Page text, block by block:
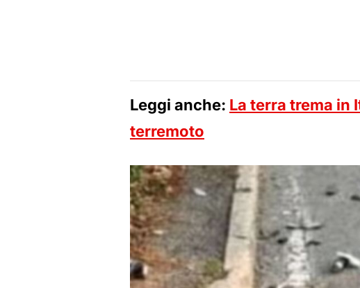
Leggi anche: La terra trema in
terremoto